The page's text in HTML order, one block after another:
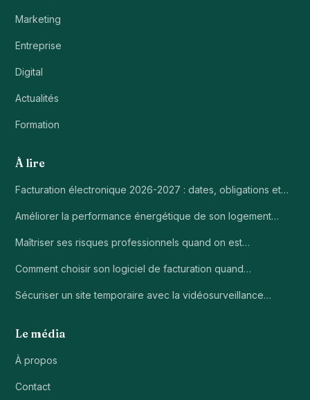
Marketing
Entreprise
Digital
Actualités
Formation
À lire
Facturation électronique 2026-2027 : dates, obligations et…
Améliorer la performance énergétique de son logement…
Maîtriser ses risques professionnels quand on est…
Comment choisir son logiciel de facturation quand…
Sécuriser un site temporaire avec la vidéosurveillance…
Le média
À propos
Contact